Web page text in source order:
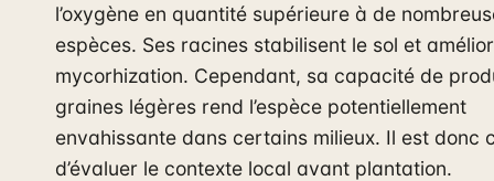
l’oxygène en quantité supérieure à de
espèces. Ses racines stabilisent le sol et
mycorhization. Cependant, sa capacité de
graines légères rend l’espèce potentiellement
envahissante dans certains milieux. Il est donc
d’évaluer le contexte local avant plantation.